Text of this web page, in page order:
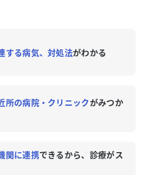
する病気、対処法がわかる
所の病院・クリニックがみつか
関に連携できるから、診療がス